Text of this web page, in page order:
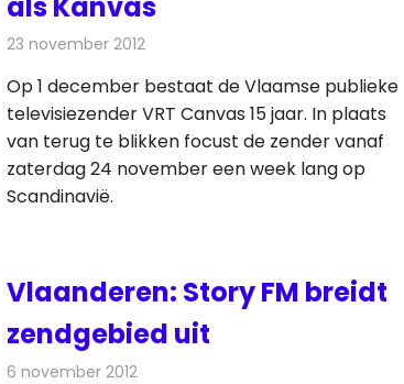
23 november 2012
Op 1 december bestaat de Vlaamse publieke
televisiezender VRT Canvas 15 jaar. In plaats
van terug te blikken focust de zender vanaf
zaterdag 24 november een week lang op
Scandinavië.
Vlaanderen: Story FM breidt
zendgebied uit
6 november 2012